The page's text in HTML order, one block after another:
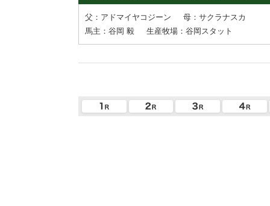
父：アドマイヤコジーン
母：サクラナスカ
馬主：谷岡 毅
生産牧場：谷岡スタット